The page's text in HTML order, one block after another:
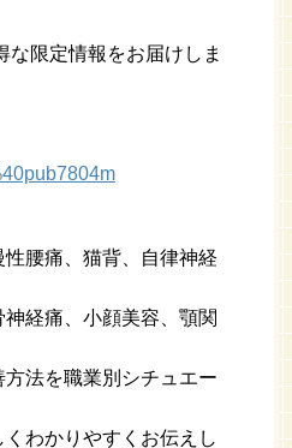
な限定情報をお届けしま
腰痛、猫背、自律神経
経痛、小顔美容、顎関
法を職業別シチュエー
わかりやすくお伝えし